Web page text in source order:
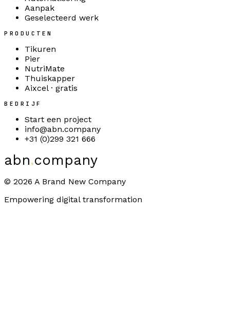
Aanpak
Geselecteerd werk
PRODUCTEN
Tikuren
Pier
NutriMate
Thuiskapper
Aixcel · gratis
BEDRIJF
Start een project
info@abn.company
+31 (0)299 321 666
abn.company
© 2026 A Brand New Company
Empowering digital transformation